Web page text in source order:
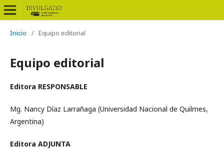
Inicio / Equipo editorial
Equipo editorial
Editora RESPONSABLE
Mg. Nancy Díaz Larrañaga (Universidad Nacional de Quilmes,
Argentina)
Editora ADJUNTA